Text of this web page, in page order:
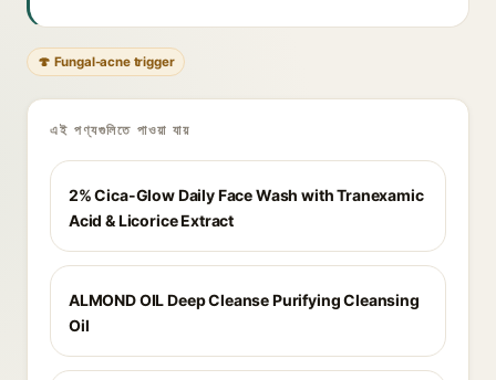
🍄 Fungal-acne trigger
এই পণ্যগুলিতে পাওয়া যায়
2% Cica-Glow Daily Face Wash with Tranexamic
Acid & Licorice Extract
ALMOND OIL Deep Cleanse Purifying Cleansing
Oil